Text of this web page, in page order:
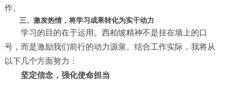
作。
三、激发热情，将学习成果转化为实干动力
学习的目的在于运用。西柏坡精神不是挂在墙上的口
号，而是激励我们前行的动力源泉。结合工作实际，我将从
以下几个方面努力：
坚定信念，强化使命担当